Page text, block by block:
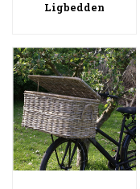
Ligbedden